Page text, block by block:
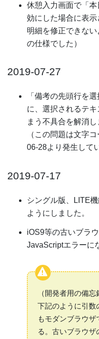
休憩入力画面で「
効にした場合に表
明細を修正できな
の仕様でした）
2019-07-27
「備考の先頭行を
に、選択されるテ
まう不具合を解消し
（この問題は文字
06-28より発生して
2019-07-17
シングル版、LITE
ようにしました。
iOS9等の古いブラ
JavaScriptエラーに
（開発者用の備忘
下記のように引数
もモダンブラウ
る。古いブラウザ